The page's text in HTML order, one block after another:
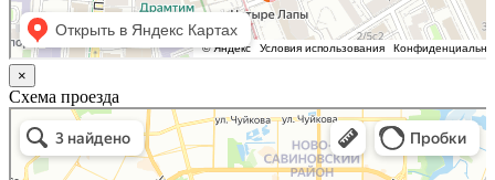
×
Схема проезда
Казань
Малый Татарский переулок, 8 на карте Москвы, ближайшее метро Новокузнецкая —
Яндекс.Карты